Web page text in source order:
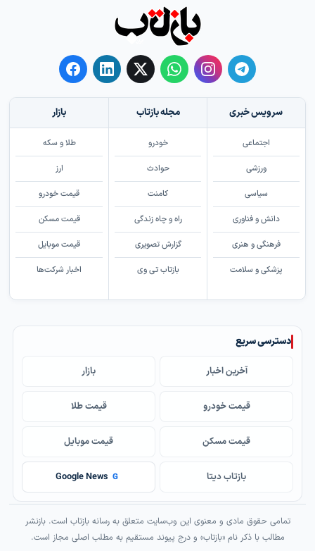
سرویس خبری
اجتماعی
ورزشی
سیاسی
دانش و فناوری
فرهنگی و هنری
پزشکی و سلامت
مجله بازتاب
خودرو
حوادث
کامنت
راه و چاه زندگی
گزارش تصویری
بازتاب تی وی
بازار
طلا و سکه
ارز
قیمت خودرو
قیمت مسکن
قیمت موبایل
اخبار شرکت‌ها
دسترسی سریع
آخرین اخبار بازار
قیمت خودرو قیمت طلا
قیمت مسکن قیمت موبایل
بازتاب دیتا G
Google News
تمامی حقوق مادی و معنوی این وب‌سایت متعلق به رسانه بازتاب است. بازنشر
مطالب با ذکر نام «بازتاب» و درج پیوند مستقیم به مطلب اصلی مجاز است.